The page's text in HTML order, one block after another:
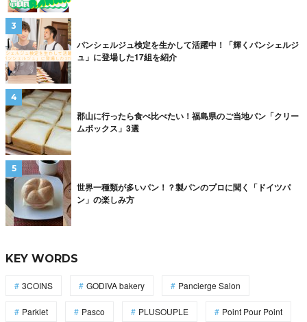
パンシェルジュ検定を生かして活躍中！「輝くパンシェルジ
ュ」に登場した17組を紹介
郡山に行ったら食べ比べたい！福島県のご当地パン「クリー
ムボックス」3選
世界一種類が多いパン！？製パンのプロに聞く「ドイツパ
ン」の楽しみ方
KEY WORDS
3COINS GODIVA bakery Pancierge Salon
Parklet Pasco PLUSOUPLE Point Pour Point